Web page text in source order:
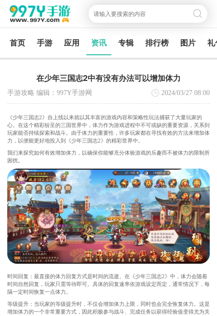
首页 手游 应用 资讯 专辑 排行榜 图片 礼
在少年三国志2中有没有办法可以增加体力
手游攻略 编辑：997Y手游网 2024/03/27 08:00
《少年三国志2》自上线以来就以其丰富的游戏内容和策略性玩法捕获了大量玩家的
心。在这个精彩纷呈的三国世界中，体力作为游戏进程中不可或缺的重要资源，关系到
玩家能否持续探索和战斗。由于体力的重要性，许多玩家都在寻找有效的方法来增加体
力，以便能更好地投入到《少年三国志2》的精彩世界中。
我们来探究如何有效增加体力，以确保你能够充分体验游戏的乐趣而不被体力的限制所
困扰。
时间回复：最直接的体力回复方式是时间的流逝。在《少年三国志2》中，体力会随着
时间自然回复，玩家只需等待即可。具体的回复速率依游戏设定而定，通常情况下，每
隔一定时间恢复一点体力。
等级提升：当玩家的等级提升时，不仅会增加体力上限，同时也会完全恢复体力。这是
增加体力的一个非常重要方式，因此积极参与战斗、完成任务以获得经验值变得尤为关